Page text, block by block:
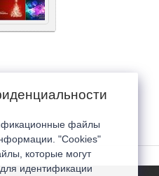
файлы
"Cookies"
которые могут
идентификации